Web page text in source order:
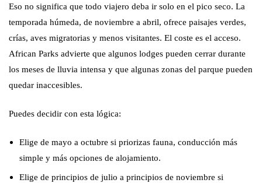
Eso no significa que todo viajero deba ir solo en el pico seco. La
temporada húmeda, de noviembre a abril, ofrece paisajes verdes,
crías, aves migratorias y menos visitantes. El coste es el acceso.
African Parks advierte que algunos lodges pueden cerrar durante
los meses de lluvia intensa y que algunas zonas del parque pueden
quedar inaccesibles.
Puedes decidir con esta lógica:
Elige de mayo a octubre si priorizas fauna, conducción más
simple y más opciones de alojamiento.
Elige de principios de julio a principios de noviembre si